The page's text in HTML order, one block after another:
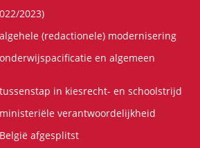
2023)
(redactionele) modernisering
en algemeen
in kiesrecht- en schoolstrijd
verantwoordelijkheid
afgesplitst